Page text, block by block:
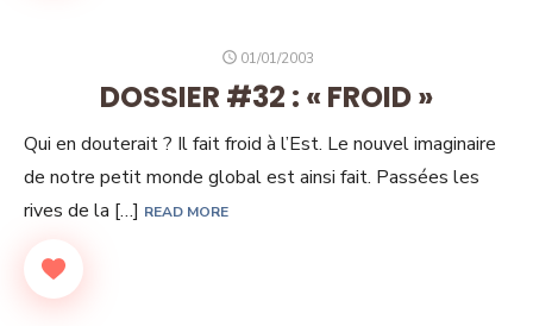
POSTED
01/01/2003
DOSSIER #32 : « FROID »
Qui en douterait ? Il fait froid à l’Est. Le nouvel imaginaire
de notre petit monde global est ainsi fait. Passées les
rives de la […] READ MORE